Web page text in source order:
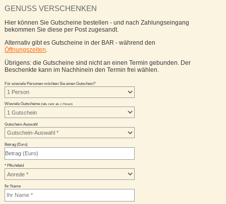
GENUSS VERSCHENKEN
Hier können Sie Gutscheine bestellen - und nach Zahlungseingang
bekommen Sie diese per Post zugesandt.
Alternativ gibt es Gutscheine in der BAR - während den
Öffnungszeiten.
Übrigens: die Gutscheine sind nicht an einen Termin gebunden. Der
Beschenkte kann im Nachhinein den Termin frei wählen.
Für wieviele Personen möchten Sie einen Gutschein?
Wieviele Gutscheine (falls mehr als 1 Person)
Gutschein-Auswahl
Betrag (Euro)
* Pflichtfeld
Ihr Name